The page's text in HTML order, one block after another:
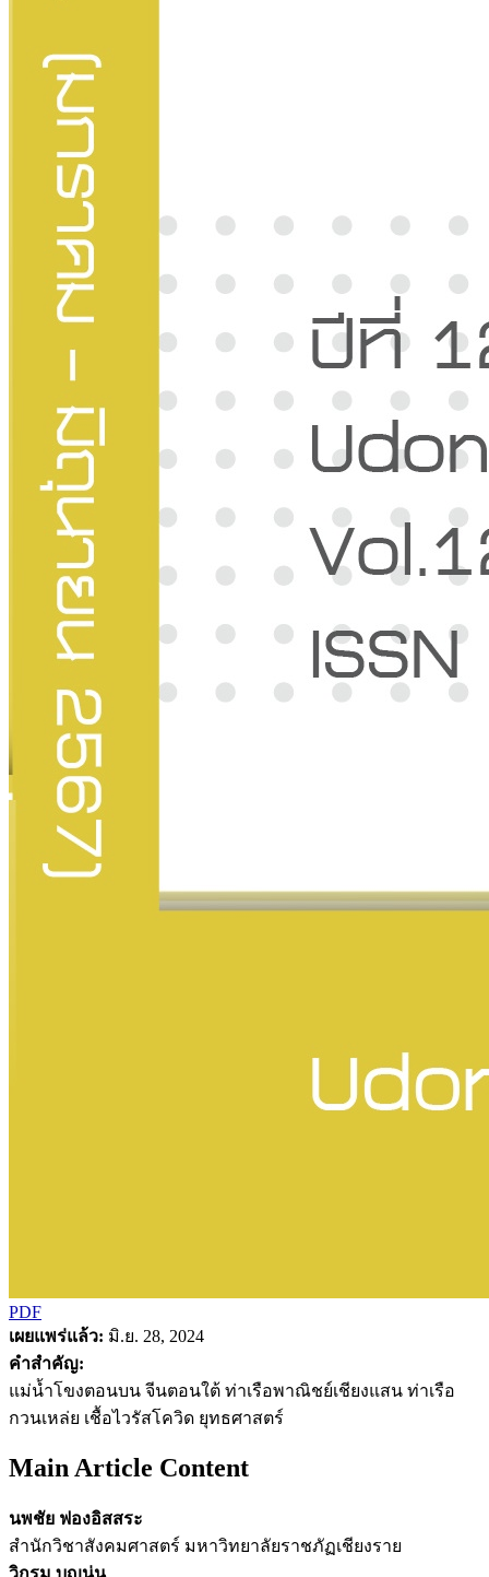
PDF
เผยแพร่แล้ว: มิ.ย. 28, 2024
คำสำคัญ:
แม่น้ำโขงตอนบน จีนตอนใต้ ท่าเรือพาณิชย์เชียงแสน ท่าเรือ
กวนเหล่ย เชื้อไวรัสโควิด ยุทธศาสตร์
Main Article Content
นพชัย ฟองอิสสระ
สำนักวิชาสังคมศาสตร์ มหาวิทยาลัยราชภัฏเชียงราย
วิกรม บุญนุ่น